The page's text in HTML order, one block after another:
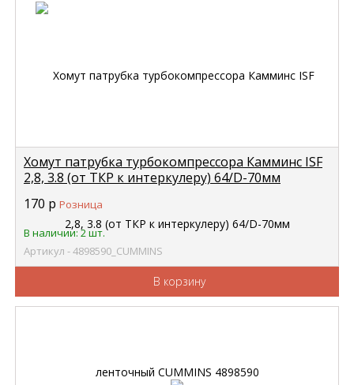
Хомут патрубка турбокомпрессора Камминс ISF
2,8, 3.8 (от ТКР к интеркулеру) 64/D-70мм
170 р Розница
В наличии: 2 шт.
Артикул - 4898590_CUMMINS
В корзину